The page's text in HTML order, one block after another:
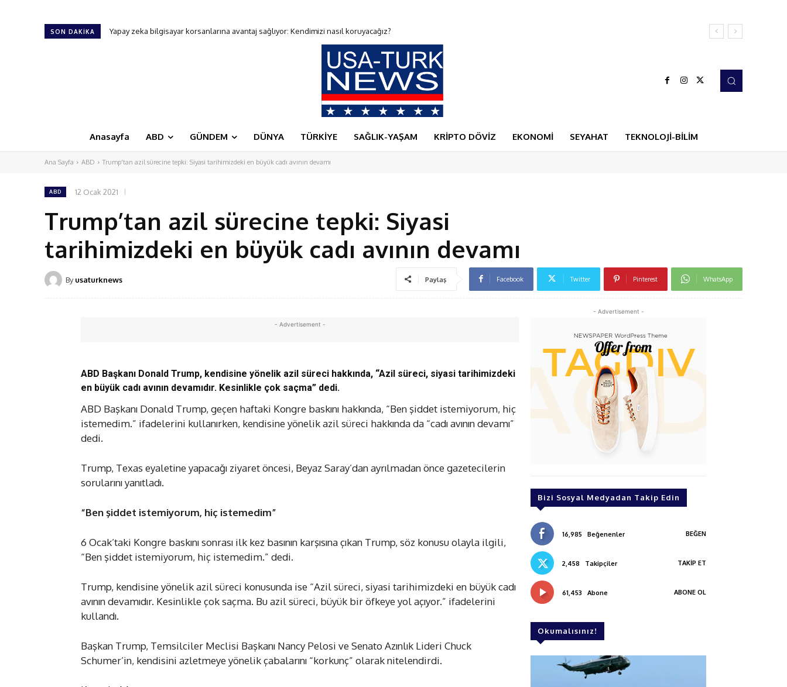
SON DAKIKA Yapay zeka bilgisayar korsanlarına avantaj sağlıyor: Kendimizi nasıl koruyacağız?
Nisan 2029’da devasa bir asteroit Dünya’yı kıl payı ıskalayacak
Anasayfa ABD GÜNDEM DÜNYA TÜRKİYE SAĞLIK-YAŞAM KRİPTO DÖVİZ EKONOMİ SEYAHAT TEKNOLOJİ-BİLİM
Ana Sayfa ABD Trump'tan azil sürecine tepki: Siyasi tarihimizdeki en büyük cadı avının devamı
ABD 12 Ocak 2021
Trump’tan azil sürecine tepki: Siyasi
tarihimizdeki en büyük cadı avının devamı
By usaturknews Paylaş Facebook Twitter Pinterest WhatsApp
- Advertisement -
ABD Başkanı Donald Trump, kendisine yönelik azil süreci hakkında, “Azil süreci, siyasi tarihimizdeki
en büyük cadı avının devamıdır. Kesinlikle çok saçma” dedi.
ABD Başkanı Donald Trump, geçen haftaki Kongre baskını hakkında, “Ben şiddet istemiyorum, hiç
istemedim.” ifadelerini kullanırken, kendisine yönelik azil süreci hakkında da “cadı avının devamı”
dedi.
​​​​​​​Trump, Texas eyaletine yapacağı ziyaret öncesi, Beyaz Saray’dan ayrılmadan önce gazetecilerin
sorularını yanıtladı.
“Ben şiddet istemiyorum, hiç istemedim”
6 Ocak’taki Kongre baskını sonrası ilk kez basının karşısına çıkan Trump, söz konusu olayla ilgili,
“Ben şiddet istemiyorum, hiç istemedim.” dedi.
Trump, kendisine yönelik azil süreci konusunda ise “Azil süreci, siyasi tarihimizdeki en büyük cadı
avının devamıdır. Kesinlikle çok saçma. Bu azil süreci, büyük bir öfkeye yol açıyor.” ifadelerini
kullandı.
Başkan Trump, Temsilciler Meclisi Başkanı Nancy Pelosi ve Senato Azınlık Lideri Chuck
Schumer’in, kendisini azletmeye yönelik çabalarını “korkunç” olarak nitelendirdi.
- Advertisement -
Bizi Sosyal Medyadan Takip Edin
16,985 Beğenenler BEĞEN
2,458 Takipçiler TAKIP ET
61,453 Abone ABONE OL
Okumalısınız!